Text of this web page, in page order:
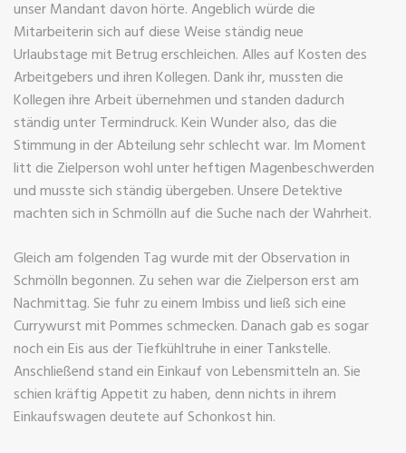
unser Mandant davon hörte. Angeblich würde die
Mitarbeiterin sich auf diese Weise ständig neue
Urlaubstage mit Betrug erschleichen. Alles auf Kosten des
Arbeitgebers und ihren Kollegen. Dank ihr, mussten die
Kollegen ihre Arbeit übernehmen und standen dadurch
ständig unter Termindruck. Kein Wunder also, das die
Stimmung in der Abteilung sehr schlecht war. Im Moment
litt die Zielperson wohl unter heftigen Magenbeschwerden
und musste sich ständig übergeben. Unsere Detektive
machten sich in Schmölln auf die Suche nach der Wahrheit.
Gleich am folgenden Tag wurde mit der Observation in
Schmölln begonnen. Zu sehen war die Zielperson erst am
Nachmittag. Sie fuhr zu einem Imbiss und ließ sich eine
Currywurst mit Pommes schmecken. Danach gab es sogar
noch ein Eis aus der Tiefkühltruhe in einer Tankstelle.
Anschließend stand ein Einkauf von Lebensmitteln an. Sie
schien kräftig Appetit zu haben, denn nichts in ihrem
Einkaufswagen deutete auf Schonkost hin.